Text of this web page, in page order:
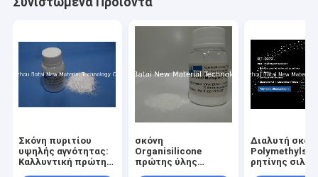
Σκόνη πυριτίου
υψηλής αγνότητας:
Καλλυντική πρώτη
σκόνη
Organisilicone
πρώτης ύλης
Διαλυτή
ρητίνης